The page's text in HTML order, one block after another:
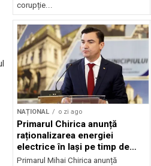
corupție...
NAȚIONAL o zi ago
Primarul Chirica anunță
raționalizarea energiei
electrice în Iași pe timp de
noapte
Primarul Mihai Chirica anunță